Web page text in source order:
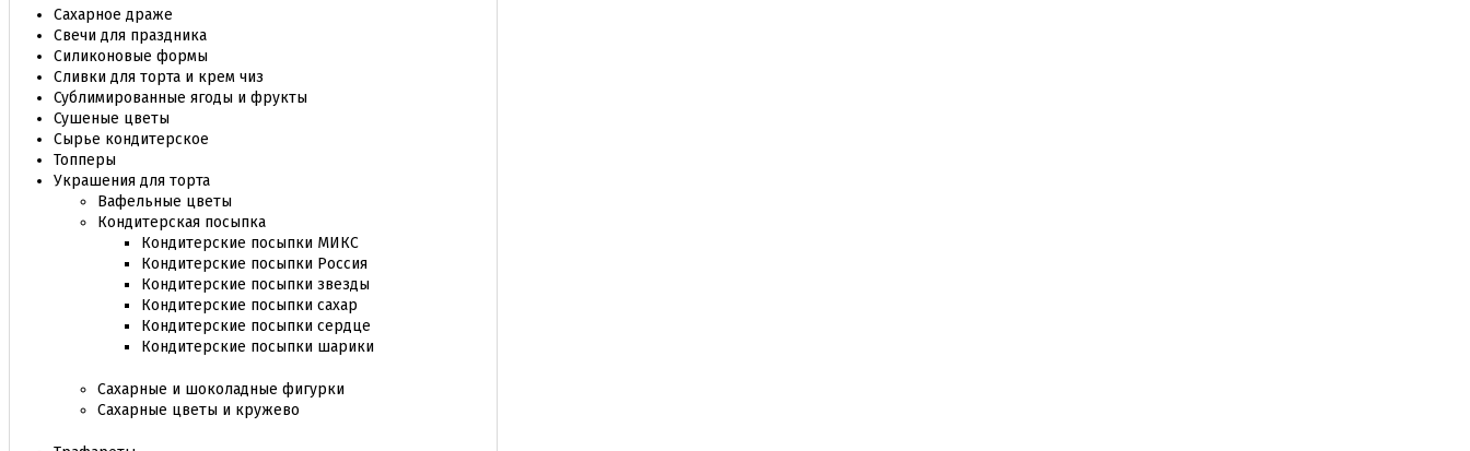
Сахарное драже
Свечи для праздника
Силиконовые формы
Сливки для торта и крем чиз
Сублимированные ягоды и фрукты
Сушеные цветы
Сырье кондитерское
Топперы
Украшения для торта
Вафельные цветы
Кондитерская посыпка
Кондитерские посыпки МИКС
Кондитерские посыпки Россия
Кондитерские посыпки звезды
Кондитерские посыпки сахар
Кондитерские посыпки сердце
Кондитерские посыпки шарики
Сахарные и шоколадные фигурки
Сахарные цветы и кружево